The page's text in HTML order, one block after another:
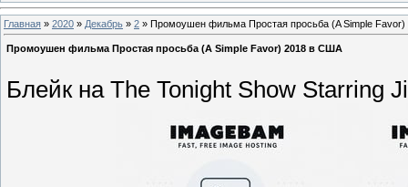
Главная » 2020 » Декабрь » 2 » Промоушен фильма Простая просьба (A Simple
Промоушен фильма Простая просьба (A Simple Favor) 2018 в США
Блейк на The Tonight Show Starring